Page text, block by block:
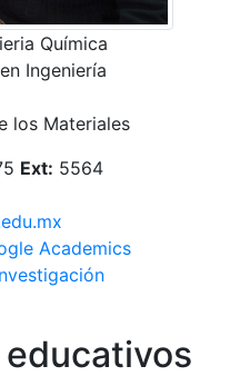
Química
Ingeniería
los Materiales
Ext: 5564
Academics